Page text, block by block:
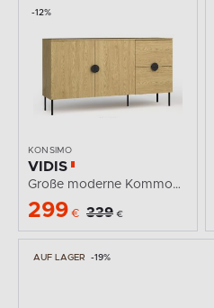
-12%
KONSIMO
VIDIS
Große moderne Kommode für das Wohnzimmer Helle...
299 € 339 €
AUF LAGER -19%